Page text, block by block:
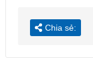
Chia sẻ: